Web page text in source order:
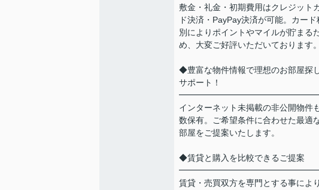
敷金・礼金・初期費用はクレジット
ド決済・PayPay決済が可能。カード
別によりポイントやマイルが貯まる
め、大変ご好評いただいております
◆豊富な物件情報で理想のお部屋探
サポート！
インターネット未掲載の非公開物件
数保有。ご希望条件に合わせた最適
部屋をご提案いたします。
◆賃貸と購入を比較できるご提案
賃貸・売買双方を専門とする事によ